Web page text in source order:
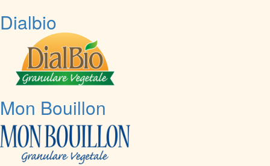
Dialbio
Mon Bouillon